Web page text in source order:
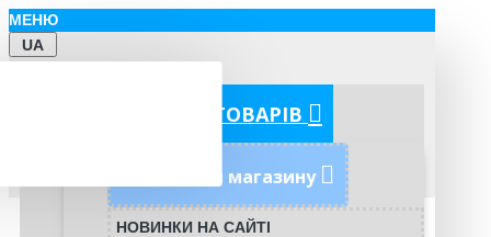
МЕНЮ
UA
КАТЕГОРІЇ ТОВАРІВ
Новинки магазину
НОВИНКИ НА САЙТІ